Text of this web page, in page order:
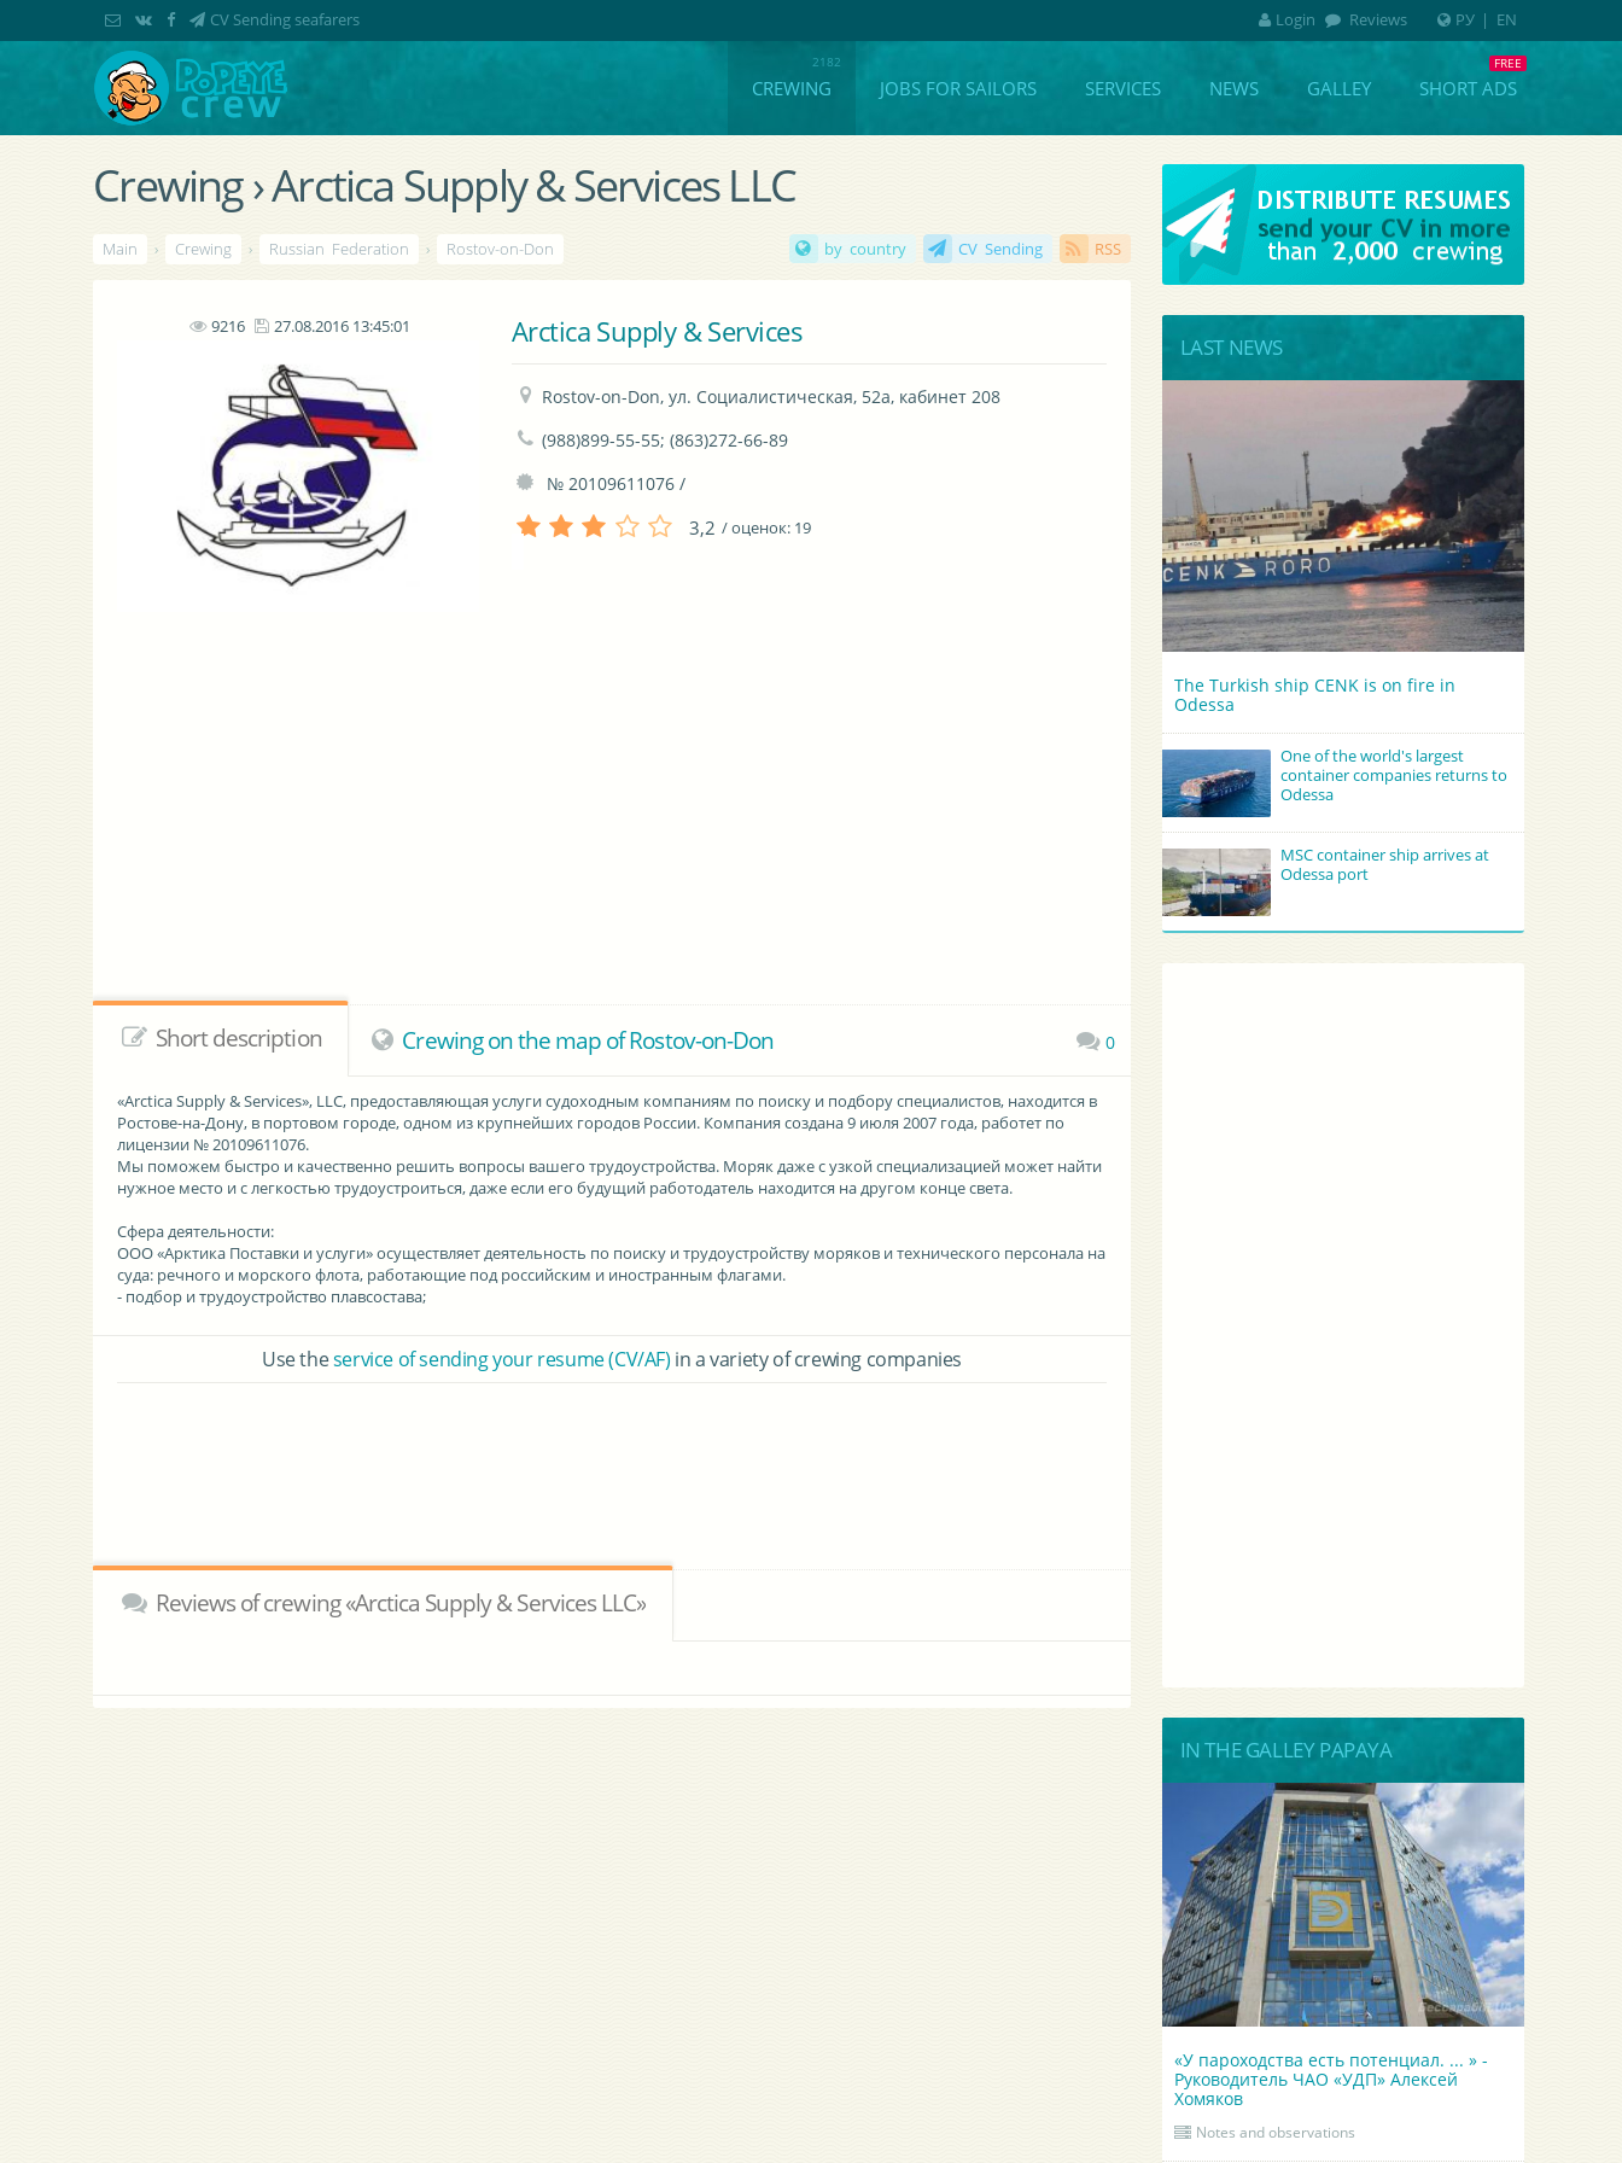
CREWING JOBS FOR SAILORS SERVICES NEWS GALLEY SHORT ADS
Crewing › Arctica Supply & Services LLC
Main › Crewing › Russian Federation › Rostov-on-Don by country CV Sending RSS
9216 27.08.2016 13:45:01 Arctica Supply & Services
Rostov-on-Don, ул. Социалистическая, 52а, кабинет 208
(988)899-55-55; (863)272-66-89
№ 20109611076 /
3,2 / оценок: 19
Short description Crewing on the map of Rostov-on-Don 0
«Arctica Supply & Services», LLC, предоставляющая услуги судоходным компаниям по поиску и подбору специалистов, находится в
Ростове-на-Дону, в портовом городе, одном из крупнейших городов России. Компания создана 9 июля 2007 года, работет по
лицензии № 20109611076.
Мы поможем быстро и качественно решить вопросы вашего трудоустройства. Моряк даже с узкой специализацией может найти
нужное место и с легкостью трудоустроиться, даже если его будущий работодатель находится на другом конце света.
Сфера деятельности:
ООО «Арктика Поставки и услуги» осуществляет деятельность по поиску и трудоустройству моряков и технического персонала на
суда: речного и морского флота, работающие под российским и иностранным флагами.
- подбор и трудоустройство плавсостава;
Use theservice of sending your resume (CV/AF) in a variety of crewing companies
Reviews of crewing «Arctica Supply & Services LLC»
LAST NEWS
The Turkish ship CENK is on fire in
Odessa
One of the world's largest
container companies returns to
Odessa
MSC container ship arrives at
Odessa port
IN THE GALLEY PAPAYA
«У пароходства есть потенциал. ... » -
Руководитель ЧАО «УДП» Алексей
Хомяков
Notes and observations
РУ | EN
CV Sending seafarers Login Reviews